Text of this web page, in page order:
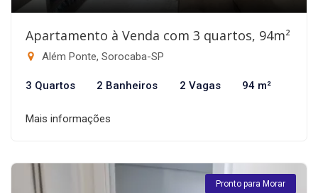
Apartamento à Venda com 3 quartos, 94m²
Além Ponte, Sorocaba-SP
3 Quartos 2 Banheiros 2 Vagas 94 m²
Mais informações
Pronto para Morar